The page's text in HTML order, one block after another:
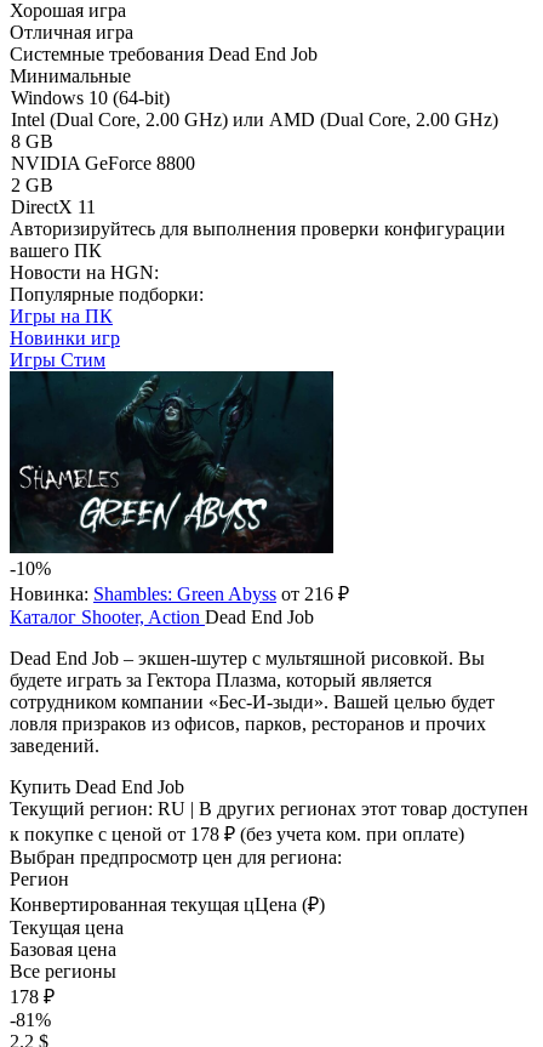
Хорошая игра
Отличная игра
Системные требования Dead End Job
Минимальные
Windows 10 (64-bit)
Intel (Dual Core, 2.00 GHz) или AMD (Dual Core, 2.00 GHz)
8 GB
NVIDIA GeForce 8800
2 GB
DirectX 11
Авторизируйтесь для выполнения проверки конфигурации
вашего ПК
Новости на HGN:
Популярные подборки:
Игры на ПК
Новинки игр
Игры Стим
-10%
Новинка: Shambles: Green Abyss от 216 ₽
Каталог Shooter, Action Dead End Job
Dead End Job – экшен-шутер с мультяшной рисовкой. Вы
будете играть за Гектора Плазма, который является
сотрудником компании «Бес-И-зыди». Вашей целью будет
ловля призраков из офисов, парков, ресторанов и прочих
заведений.
Купить Dead End Job
Текущий регион: RU | В других регионах этот товар доступен
к покупке с ценой от 178 ₽ (без учета ком. при оплате)
Выбран предпросмотр цен для региона:
Регион
Конвертированная текущая цЦена (₽)
Текущая цена
Базовая цена
Все регионы
178 ₽
-81%
2.2 $